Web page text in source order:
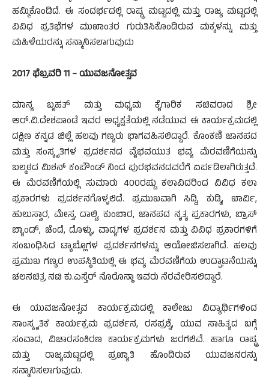
ಹಮ್ಮಿಕೊಂಡಿದೆ. ಈ ಸಂದರ್ಭದಲ್ಲಿ ರಾಷ್ಟ್ರ ಮಟ್ಟದಲ್ಲಿ ಮತ್ತು ರಾಜ್ಯ ಮಟ್ಟದಲ್ಲಿ
ವಿವಿಧ ಪ್ರತಿಭೆಗಳ ಮುಖಾಂತರ ಗುರುತಿಸಿಕೊಂಡಿರುವ ಮಕ್ಕಳನ್ನು ಮತ್ತು
ಮಹಿಳೆಯರನ್ನು ಸನ್ಮಾನಿಸಲಾಗುವುದು
2017 ಫೆಬ್ರವರಿ 11 – ಯುವಜನೋತ್ಸವ
ಮಾನ್ಯ ಬೃಹತ್ ಮತ್ತು ಮಧ್ಯಮ ಕೈಗಾರಿಕ ಸಚಿವರಾದ ಶ್ರೀ
ಅರ್.ವಿ.ದೇಶಪಾಂಡೆ ಇವರ ಅಧ್ಯಕ್ಷತೆಯಲ್ಲಿ ನಡೆಯುವ ಈ ಕಾರ್ಯಕ್ರಮದಲ್ಲಿ
ದಕ್ಷಿಣ ಕನ್ನಡ ಜಿಲ್ಲೆ ಹಲವು ಗಣ್ಯರು ಭಾಗವಹಿಸಲಿದ್ದಾರೆ. ಕೊಂಕಣಿ ಜಾನಪದ
ಮತ್ತು ಸಂಸ್ಕೃತಿಗಳ ಪ್ರದರ್ಶನದ ವೈಭವಯುತ ಭವ್ಯ ಮೆರವಣಿಗೆಯನ್ನು
ಬಲ್ಮಠದ ಮಿಶನ್ ಕಂಪೌಂಡ್ ನಿಂದ ಪುರಭವನದವರೆಗೆ ಏರ್ಪಡಿಲಾಗಿರುತ್ತದೆ.
ಈ ಮೆರವಣಿಗೆಯಲ್ಲಿ ಸುಮಾರು 400ರಷ್ಟು ಕಲಾವಿದರಿಂದ ವಿವಿಧ ಕಲಾ
ಪ್ರಕಾರಗಳು ಪ್ರದರ್ಶನಗೊಳ್ಳಲಿದೆ. ಪ್ರಮುಖವಾಗಿ ಸಿದ್ದಿ, ಕುಡ್ಮಿ, ಖಾರ್ವಿ,
ಹುಲುಸ್ವಾರ, ಮೇಸ್ತ, ದಾಲ್ದಿ, ಕುಂಬಾರ, ಜಾನಪದ ನೃತ್ಯ ಪ್ರಕಾರಗಳು, ಬ್ರಾಸ್
ಬ್ಯಾಂಡ್, ಚೆಂಡೆ, ಡೊಳ್ಳು, ವಾದ್ಯಗಳ ಪ್ರದರ್ಶನ ಮತ್ತು ವಿವಿಧ ಪ್ರಕಾರಗಳಿಗೆ
ಸಂಬಂಧಿಸಿದ ಟ್ಯಾಬ್ಲೊಗಳ ಪ್ರದರ್ಶನಗಳನ್ನು ಆಯೋಜಿಸಲಾಗಿದೆ. ಹಲವು
ಪ್ರಮುಖ ಗಣ್ಯರ ಉಪಸ್ಥಿತಿಯಲ್ಲಿ ಈ ಭವ್ಯ ಮೆರವಣಿಗೆಯ ಉದ್ಘಾಟನೆಯನ್ನು
ಚಲನಚಿತ್ರ ನಟಿ ಕು.ಎಸ್ತೆರ್ ನೊರೊನ್ಹಾ ಇವರು ನೆರವೇರಿಸಲಿದ್ದಾರೆ.
ಈ ಯುವಜನೋತ್ಸವ ಕಾರ್ಯಕ್ರಮದಲ್ಲಿ ಕಾಲೇಜು ವಿದ್ಯಾರ್ಥಿಗಳಿಂದ
ಸಾಂಸ್ಕೃತಿಕ ಕಾರ್ಯಕ್ರಮ ಪ್ರದರ್ಶನ, ರಸಪ್ರಶ್ನೆ, ಯುವ ಸಾಹಿತ್ಯದ ಬಗ್ಗೆ
ಸಂವಾದ, ವಿಚಾರಸಂಕಿರಣ ಕಾರ್ಯಕ್ರಮಗಳು ಜರಗಲಿವೆ. ಹಾಗೂ ರಾಷ್ಟ್ರ
ಮತ್ತು ರಾಜ್ಯಮಟ್ಟದಲ್ಲಿ ಪ್ರಖ್ಯಾತಿ ಹೊಂದಿರುವ ಯುವಜನರನ್ನು
ಸನ್ಮಾನಿಸಲಾಗುವುದು.